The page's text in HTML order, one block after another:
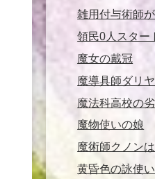
雑用付与術師
領民0人スター
魔女の戴冠
魔導具師ダリ
魔法科高校の
魔物使いの娘
魔術師クノン
黄昏色の詠使い